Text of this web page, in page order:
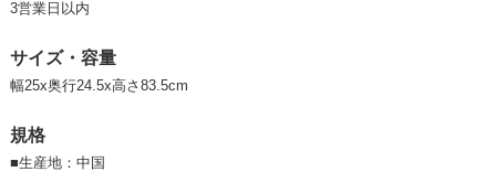
3営業日以内
サイズ・容量
幅25x奥行24.5x高さ83.5cm
規格
■生産地：中国